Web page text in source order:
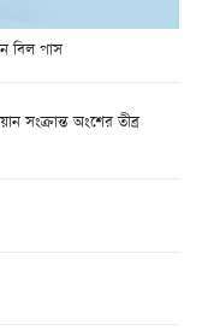
বিল পাস
সংক্রান্ত অংশের তীব্র